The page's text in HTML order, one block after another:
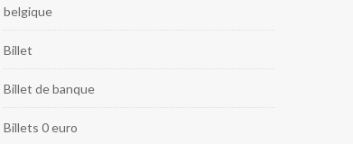
belgique
Billet
Billet de banque
Billets 0 euro